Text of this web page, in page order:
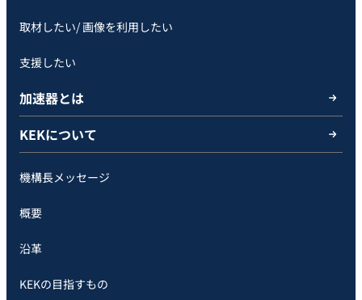
取材したい/ 画像を利用したい
支援したい
加速器とは
KEKについて
機構長メッセージ
概要
沿革
KEKの目指すもの